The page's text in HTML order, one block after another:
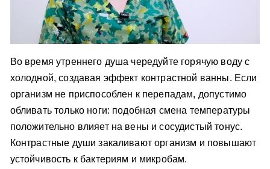
Во время утреннего душа чередуйте горячую воду с
холодной, создавая эффект контрастной ванны. Если
организм не приспособлен к перепадам, допустимо
обливать только ноги: подобная смена температуры
положительно влияет на вены и сосудистый тонус.
Контрастные души закаливают организм и повышают
устойчивость к бактериям и микробам.